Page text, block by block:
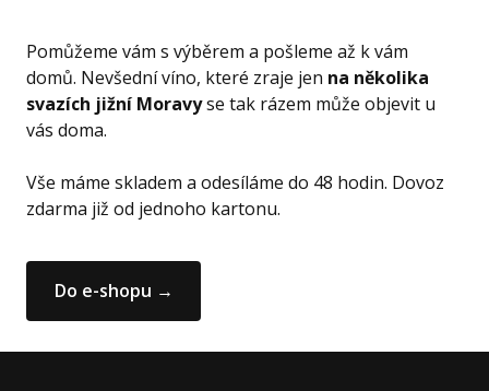
Pomůžeme vám s výběrem a pošleme až k vám
domů. Nevšední víno, které zraje jen na několika
svazích jižní Moravyse tak rázem může objevit u
vás doma.
Vše máme skladem a odesíláme do 48 hodin. Dovoz
zdarma již od jednoho kartonu.
Do e-shopu →